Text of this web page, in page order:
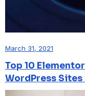
March 31, 2021
Top 10
WordPress